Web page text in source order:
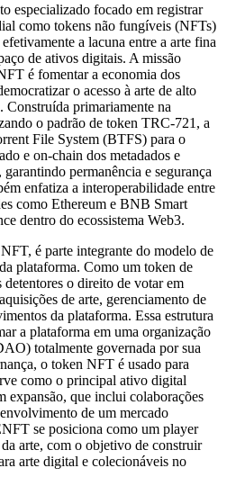
especializado focado em registrar
como tokens não fungíveis (NFTs)
a lacuna entre a arte fina
de ativos digitais. A missão
é fomentar a economia dos
o acesso à arte de alto
Construída primariamente na
o padrão de token TRC-721, a
File System (BTFS) para o
e on-chain dos metadados e
permanência e segurança
enfatiza a interoperabilidade entre
como Ethereum e BNB Smart
dentro do ecossistema Web3.
é parte integrante do modelo de
plataforma. Como um token de
detentores o direito de votar em
de arte, gerenciamento de
da plataforma. Essa estrutura
a plataforma em uma organização
totalmente governada por sua
o token NFT é usado para
como o principal ativo digital
expansão, que inclui colaborações
de um mercado
se posiciona como um player
arte, com o objetivo de construir
arte digital e colecionáveis no